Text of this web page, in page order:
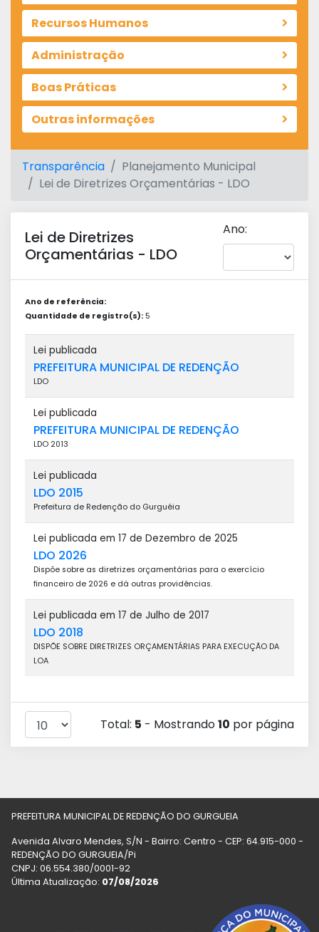
Recursos Humanos
Administração
Boas Práticas
Outras informações
Transparência
Planejamento Municipal
Lei de Diretrizes Orçamentárias - LDO
Lei de Diretrizes
Orçamentárias - LDO
Ano:
Ano de referência:
Quantidade de registro(s): 5
Lei publicada
PREFEITURA MUNICIPAL DE REDENÇÃO
LDO
Lei publicada
PREFEITURA MUNICIPAL DE REDENÇÃO
LDO 2013
Lei publicada
LDO 2015
Prefeitura de Redenção do Gurguéia
Lei publicada em 17 de Dezembro de 2025
LDO 2026
Dispõe sobre as diretrizes orçamentárias para o exercício
financeiro de 2026 e dá outras providências.
Lei publicada em 17 de Julho de 2017
LDO 2018
DISPÕE SOBRE DIRETRIZES ORÇAMENTÁRIAS PARA EXECUÇÃO DA
LOA
Total: 5 - Mostrando10 por página
PREFEITURA MUNICIPAL DE REDENÇÃO DO GURGUEIA
Avenida Alvaro Mendes, S/N - Bairro: Centro - CEP: 64.915-000 -
REDENÇÃO DO GURGUEIA/Pi
CNPJ: 06.554.380/0001-92
Última Atualização: 07/08/2026